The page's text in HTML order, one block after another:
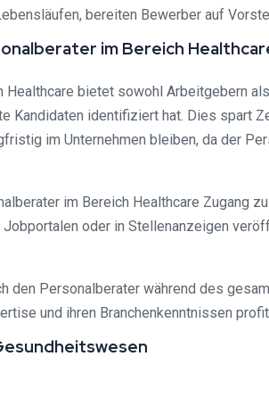
bereiten Bewerber auf
im Bereich
bietet sowohl Arbeitgebern
identifiziert hat. Dies spart
im Unternehmen bleiben, da der
im Bereich Healthcare Zugang
oder in Stellenanzeigen
den Personalberater während des
und ihren Branchenkenntnissen